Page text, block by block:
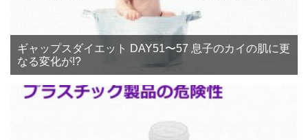
ギャップスダイエット DAY51〜57 息子のカイの肌に更
なる変化が!?